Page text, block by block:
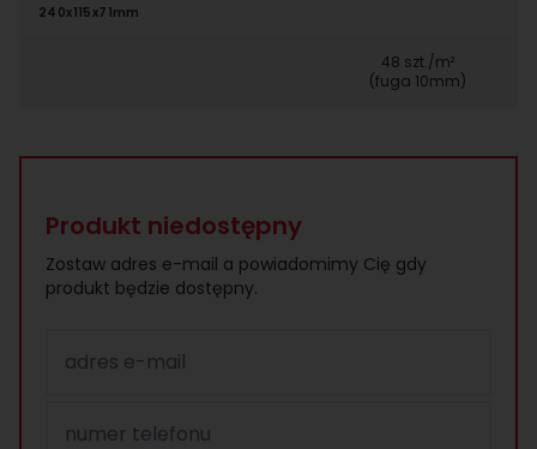
240x115x71mm
48 szt./m²
(fuga 10mm)
Produkt niedostępny
Zostaw adres e-mail a powiadomimy Cię gdy
produkt będzie dostępny.
adres e-mail
numer telefonu